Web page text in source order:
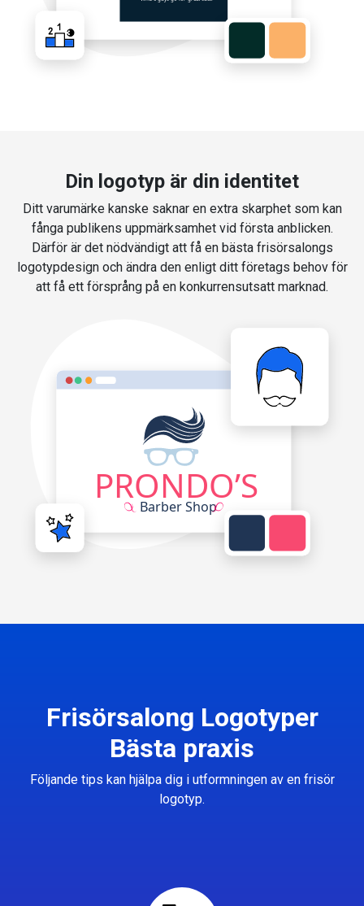
Din logotyp är din identitet
Ditt varumärke kanske saknar en extra skarphet som kan
fånga publikens uppmärksamhet vid första anblicken.
Därför är det nödvändigt att få en bästa frisörsalongs
logotypdesign och ändra den enligt ditt företags behov för
att få ett försprång på en konkurrensutsatt marknad.
Frisörsalong Logotyper
Bästa praxis
Följande tips kan hjälpa dig i utformningen av en frisör
logotyp.